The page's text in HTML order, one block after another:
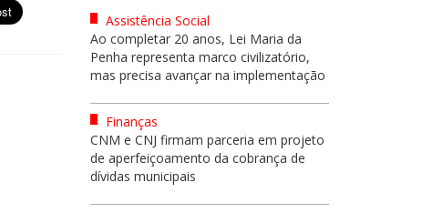
Assistência Social
Ao completar 20 anos, Lei Maria da
Penha representa marco civilizatório,
mas precisa avançar na implementação
Finanças
CNM e CNJ firmam parceria em projeto
de aperfeiçoamento da cobrança de
dívidas municipais